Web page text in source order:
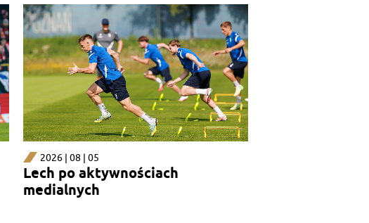
2026 | 08 | 05
Lech po aktywnościach
medialnych